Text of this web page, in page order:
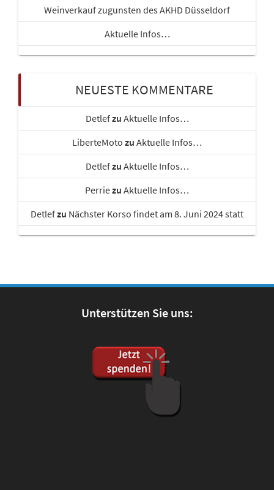
Weinverkauf zugunsten des AKHD Düsseldorf
Aktuelle Infos…
NEUESTE KOMMENTARE
Detlefzu Aktuelle Infos…
LiberteMoto zu Aktuelle Infos…
Detlefzu Aktuelle Infos…
Perriezu Aktuelle Infos…
Detlefzu Nächster Korso findet am 8. Juni 2024 statt
Unterstützen Sie uns: